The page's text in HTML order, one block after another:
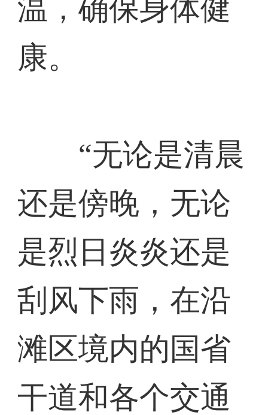
温，确保身体健
康。
“无论是清晨
还是傍晚，无论
是烈日炎炎还是
刮风下雨，在沿
滩区境内的国省
干道和各个交通